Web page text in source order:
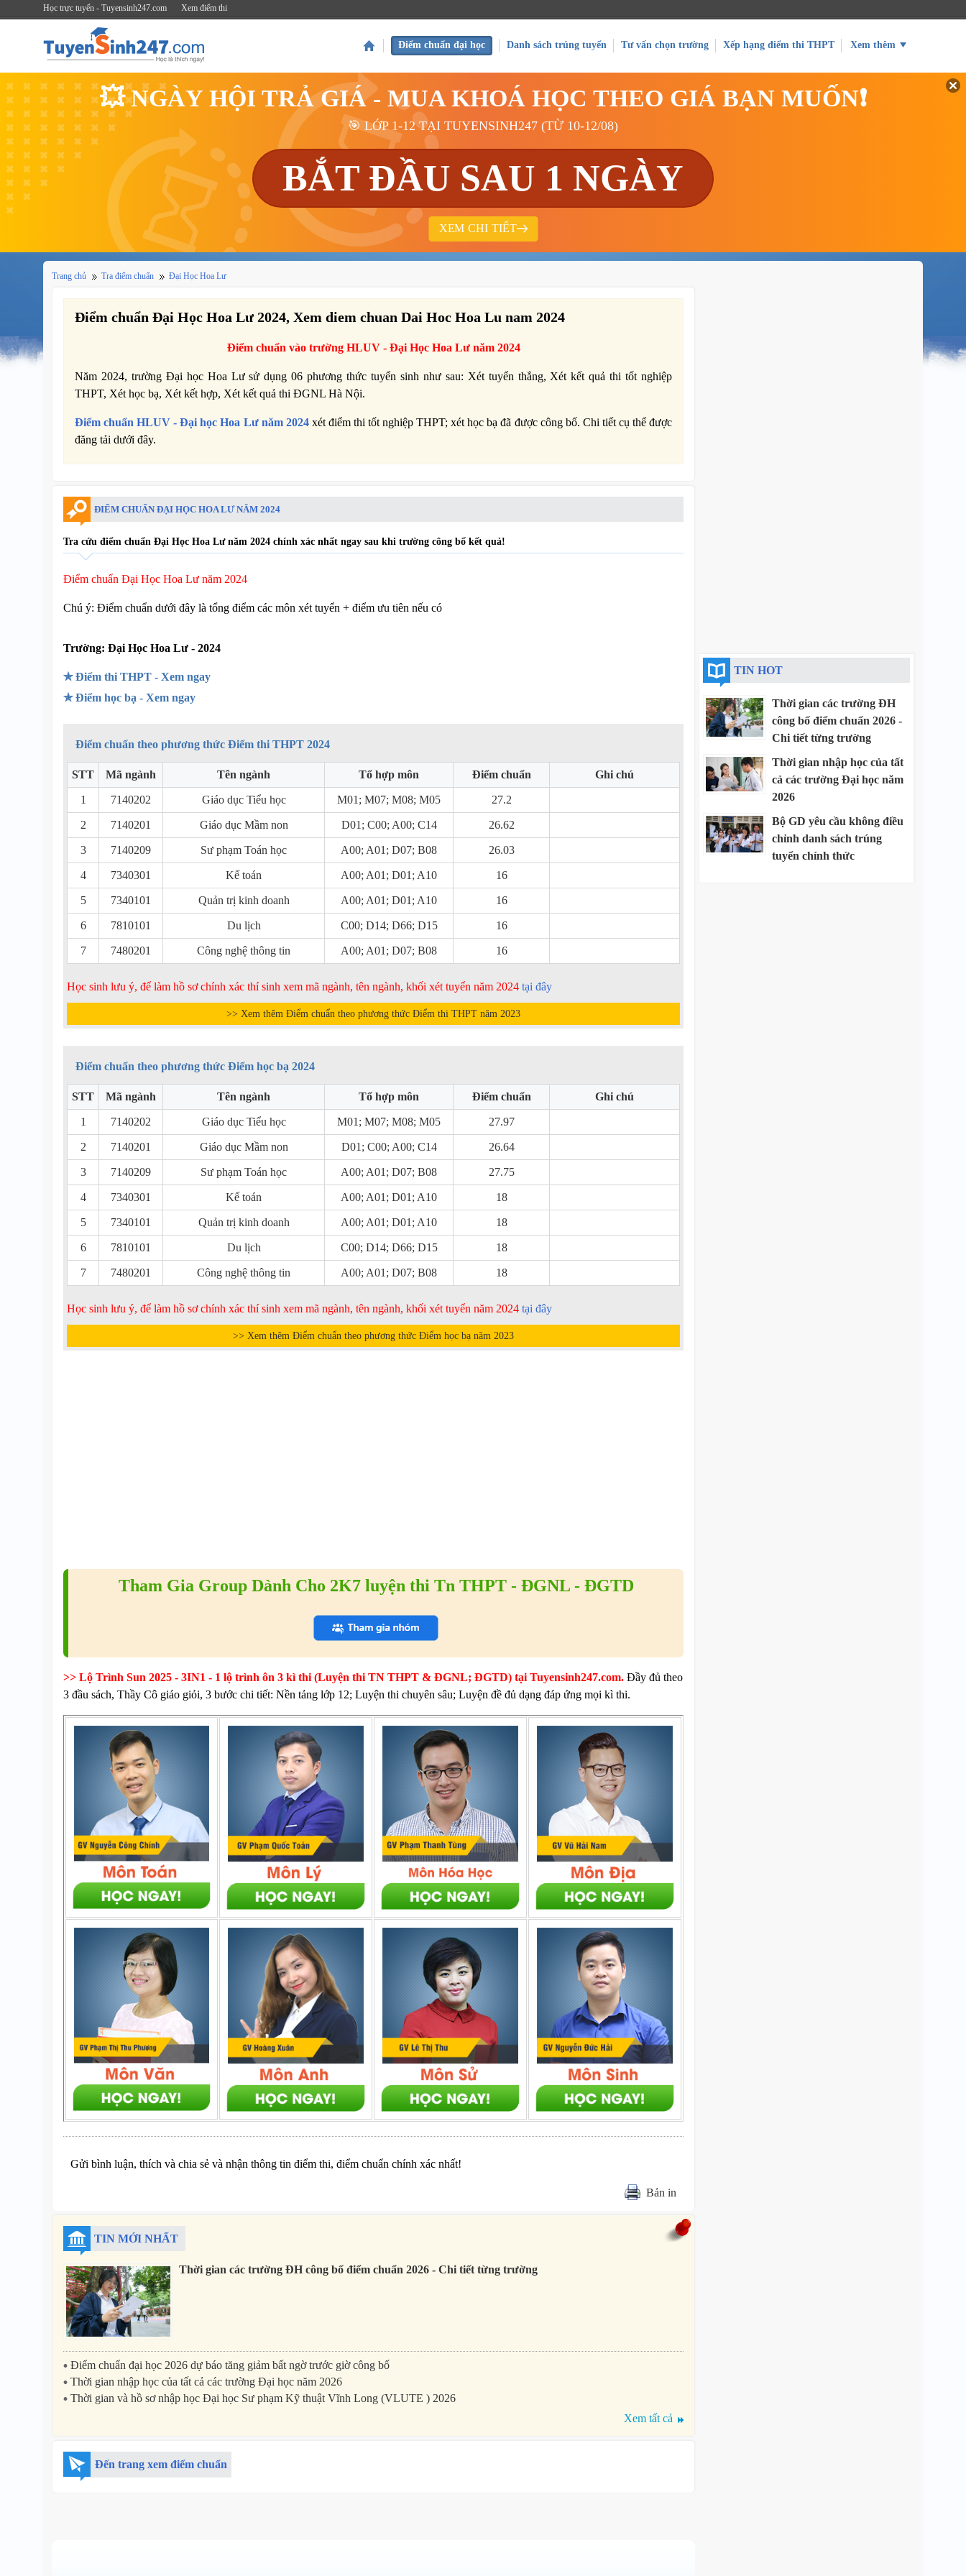
Học trực tuyến - Tuyensinh247.com Xem điểm thi
Điểm chuẩn đại học Danh sách trúng tuyển Tư vấn chọn trường Xếp hạng điểm thi THPT Xem thêm
💥 NGÀY HỘI TRẢ GIÁ - MUA KHOÁ HỌC THEO GIÁ BẠN MUỐN❗
🎯 LỚP 1-12 TẠI TUYENSINH247 (TỪ 10-12/08)
BẮT ĐẦU SAU 1 NGÀY
XEM CHI TIẾT
Trang chủ Tra điểm chuẩn Đại Học Hoa Lư
Điểm chuẩn Đại Học Hoa Lư 2024, Xem diem chuan Dai Hoc Hoa Lu nam 2024
Điểm chuẩn vào trường HLUV - Đại Học Hoa Lư năm 2024
Năm 2024, trường Đại học Hoa Lư sử dụng 06 phương thức tuyển sinh như sau: Xét tuyển thẳng, Xét kết quả thi tốt nghiệp
THPT, Xét học bạ, Xét kết hợp, Xét kết quả thi ĐGNL Hà Nội.
Điểm chuẩnHLUV - Đại học Hoa Lư năm 2024xét điểm thi tốt nghiệp THPT; xét học bạ đã được công bố. Chi tiết cụ thể được
đăng tải dưới đây.
ĐIỂM CHUẨN ĐẠI HỌC HOA LƯ NĂM 2024
Tra cứu điểm chuẩn Đại Học Hoa Lư năm 2024 chính xác nhất ngay sau khi trường công bố kết quả!
Điểm chuẩn Đại Học Hoa Lư năm 2024
Chú ý: Điểm chuẩn dưới đây là tổng điểm các môn xét tuyển + điểm ưu tiên nếu có
Trường: Đại Học Hoa Lư - 2024
✯ Điểm thi THPT - Xem ngay
✯ Điểm học bạ - Xem ngay
Điểm chuẩn theo phương thức Điểm thi THPT 2024
STT Mã ngành Tên ngành Tổ hợp môn Điểm chuẩn Ghi chú
1 7140202 Giáo dục Tiểu học M01; M07; M08; M05 27.2
2 7140201 Giáo dục Mầm non D01; C00; A00; C14 26.62
3 7140209 Sư phạm Toán học A00; A01; D07; B08 26.03
4 7340301 Kế toán A00; A01; D01; A10 16
5 7340101 Quản trị kinh doanh A00; A01; D01; A10 16
6 7810101 Du lịch C00; D14; D66; D15 16
7 7480201 Công nghệ thông tin A00; A01; D07; B08 16
Học sinh lưu ý, để làm hồ sơ chính xác thí sinh xem mã ngành, tên ngành, khối xét tuyển năm 2024 tại đây
>> Xem thêm Điểm chuẩn theo phương thức Điểm thi THPT năm 2023
Điểm chuẩn theo phương thức Điểm học bạ 2024
STT Mã ngành Tên ngành Tổ hợp môn Điểm chuẩn Ghi chú
1 7140202 Giáo dục Tiểu học M01; M07; M08; M05 27.97
2 7140201 Giáo dục Mầm non D01; C00; A00; C14 26.64
3 7140209 Sư phạm Toán học A00; A01; D07; B08 27.75
4 7340301 Kế toán A00; A01; D01; A10 18
5 7340101 Quản trị kinh doanh A00; A01; D01; A10 18
6 7810101 Du lịch C00; D14; D66; D15 18
7 7480201 Công nghệ thông tin A00; A01; D07; B08 18
Học sinh lưu ý, để làm hồ sơ chính xác thí sinh xem mã ngành, tên ngành, khối xét tuyển năm 2024 tại đây
>> Xem thêm Điểm chuẩn theo phương thức Điểm học bạ năm 2023
Tham Gia Group Dành Cho 2K7 luyện thi Tn THPT - ĐGNL - ĐGTD
>> Lộ Trình Sun 2025 - 3IN1 - 1 lộ trình ôn 3 kì thi (Luyện thi TN THPT & ĐGNL; ĐGTD) tại Tuyensinh247.com. Đầy đủ theo
3 đầu sách, Thầy Cô giáo giỏi, 3 bước chi tiết: Nền tảng lớp 12; Luyện thi chuyên sâu; Luyện đề đủ dạng đáp ứng mọi kì thi.
Gửi bình luận, thích và chia sẻ và nhận thông tin điểm thi, điểm chuẩn chính xác nhất!
Bản in
TIN MỚI NHẤT
Thời gian các trường ĐH công bố điểm chuẩn 2026 - Chi tiết từng trường
Điểm chuẩn đại học 2026 dự báo tăng giảm bất ngờ trước giờ công bố
Thời gian nhập học của tất cả các trường Đại học năm 2026
Thời gian và hồ sơ nhập học Đại học Sư phạm Kỹ thuật Vĩnh Long (VLUTE ) 2026
Xem tất cả
Đến trang xem điểm chuẩn
TIN HOT
Thời gian các trường ĐH
công bố điểm chuẩn 2026 -
Chi tiết từng trường
Thời gian nhập học của tất
cả các trường Đại học năm
2026
Bộ GD yêu cầu không điều
chỉnh danh sách trúng
tuyển chính thức